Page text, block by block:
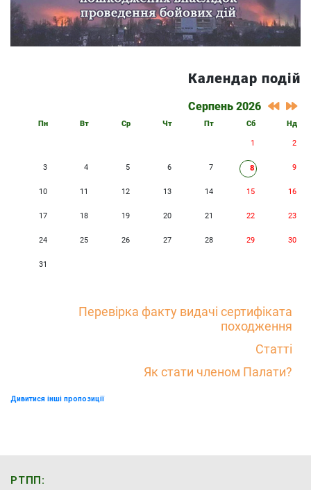
Календар подій
Серпень 2026
Пн Вт Ср Чт Пт Сб Нд
1 2
3 4 5 6 7 8 9
10 11 12 13 14 15 16
17 18 19 20 21 22 23
24 25 26 27 28 29 30
31
Перевірка факту видачі сертифіката
походження
Статті
Як стати членом Палати?
Дивитися інші пропозиції
РТПП: